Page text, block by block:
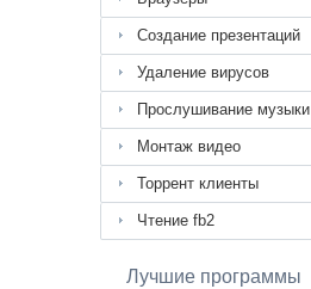
Создание презентаций
Удаление вирусов
Прослушивание музыки
Монтаж видео
Торрент клиенты
Чтение fb2
Лучшие программы